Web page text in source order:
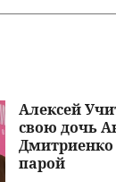
Алексей
свою дочь
парой